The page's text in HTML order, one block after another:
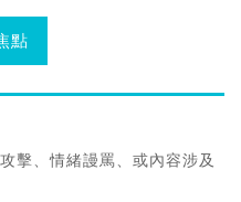
點
擊、情緒謾罵、或內容涉及